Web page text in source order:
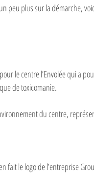
peu plus sur la démarche,
le centre l’Envolée qui a
de toxicomanie.
du centre,
fait le logo de l’entreprise